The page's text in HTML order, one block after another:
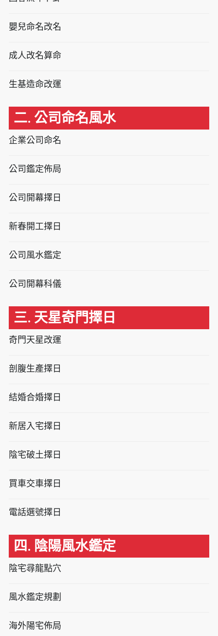
嬰兒命名改名
成人改名算命
生基造命改運
二. 公司命名風水
企業公司命名
公司鑑定佈局
公司開幕擇日
新春開工擇日
公司風水鑑定
公司開幕科儀
三. 天星奇門擇日
奇門天星改運
剖腹生產擇日
結婚合婚擇日
新居入宅擇日
陰宅破土擇日
買車交車擇日
電話選號擇日
四. 陰陽風水鑑定
陰宅尋龍點穴
風水鑑定規劃
海外陽宅佈局